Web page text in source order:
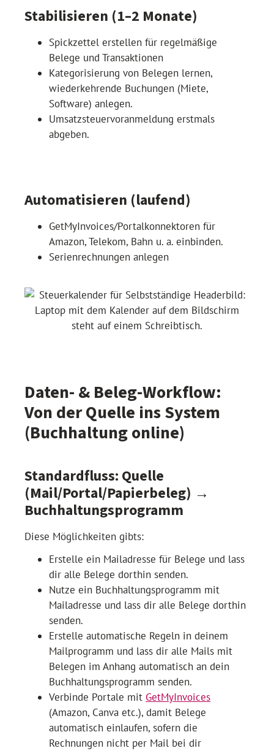
Stabilisieren (1–2 Monate)
Spickzettel erstellen für regelmäßige
Belege und Transaktionen
Kategorisierung von Belegen lernen,
wiederkehrende Buchungen (Miete,
Software) anlegen.
Umsatzsteuervoranmeldung erstmals
abgeben.
Automatisieren (laufend)
GetMyInvoices/Portalkonnektoren für
Amazon, Telekom, Bahn u. a. einbinden.
Serienrechnungen anlegen
Daten- & Beleg-Workflow:
Von der Quelle ins System
(Buchhaltung online)
Standardfluss: Quelle
(Mail/Portal/Papierbeleg) →
Buchhaltungsprogramm
Diese Möglichkeiten gibts:
Erstelle ein Mailadresse für Belege und lass
dir alle Belege dorthin senden.
Nutze ein Buchhaltungsprogramm mit
Mailadresse und lass dir alle Belege dorthin
senden.
Erstelle automatische Regeln in deinem
Mailprogramm und lass dir alle Mails mit
Belegen im Anhang automatisch an dein
Buchhaltungsprogramm senden.
Verbinde Portale mit GetMyInvoices
(Amazon, Canva etc.), damit Belege
automatisch einlaufen, sofern die
Rechnungen nicht per Mail bei dir